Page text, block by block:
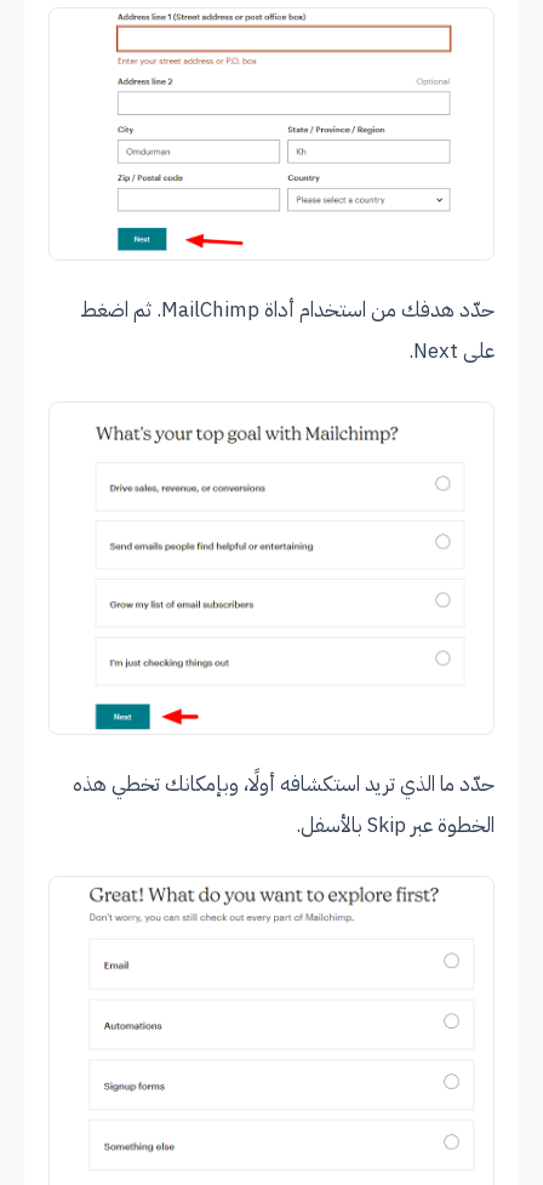
حدّد هدفك من استخدام أداة MailChimp. ثم اضغط
على Next.
حدّد ما الذي تريد استكشافه أولًا، وبإمكانك تخطي هذه
الخطوة عبر Skip بالأسفل.